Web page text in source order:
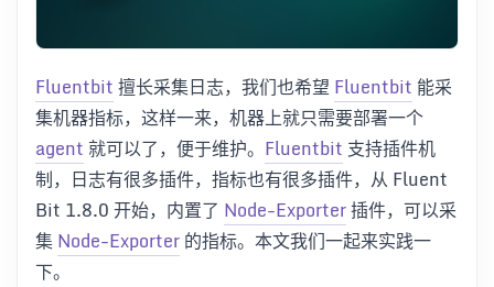
Fluentbit擅长采集日志，我们也希望Fluentbit 能采
集机器指标，这样一来，机器上就只需要部署一个
agent就可以了，便于维护。 Fluentbit支持插件机
制，日志有很多插件，指标也有很多插件，从 Fluent
Bit 1.8.0 开始，内置了 Node-Exporter插件，可以采
集Node-Exporter的指标。本文我们一起来实践一
下。